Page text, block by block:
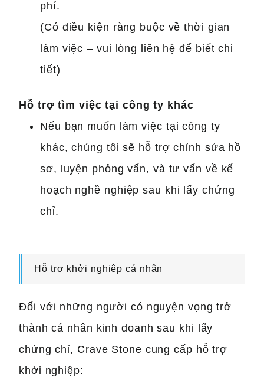
phí.
(Có điều kiện ràng buộc về thời gian
làm việc – vui lòng liên hệ để biết chi
tiết)
Hỗ trợ tìm việc tại công ty khác
Nếu bạn muốn làm việc tại công ty
khác, chúng tôi sẽ hỗ trợ chỉnh sửa hồ
sơ, luyện phỏng vấn, và tư vấn về kế
hoạch nghề nghiệp sau khi lấy chứng
chỉ.
Hỗ trợ khởi nghiệp cá nhân
Đối với những người có nguyện vọng trở
thành cá nhân kinh doanh sau khi lấy
chứng chỉ, Crave Stone cung cấp hỗ trợ
khởi nghiệp: